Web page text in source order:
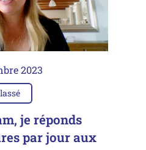
2023
je réponds
par jour aux